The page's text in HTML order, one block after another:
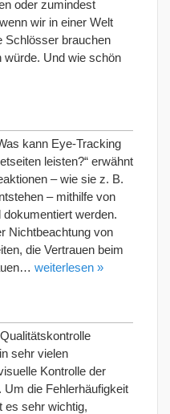
oder zumindest
wir in einer Welt
Schlösser brauchen
würde. Und wie schön
kann Eye-Tracking
leisten?“ erwähnt
– wie sie z. B.
– mithilfe von
werden.
Nichtbeachtung von
die Vertrauen beim
weiterlesen »
sehr vielen
Kontrolle der
die Fehlerhäufigkeit
es sehr wichtig,